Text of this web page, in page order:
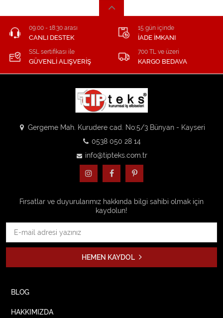
09:00 - 18:30 arası
CANLI DESTEK
15 gün içinde
İADE İMKANI
SSL sertifikası ile
GÜVENLİ ALIŞVERİŞ
700 TL ve üzeri
KARGO BEDAVA
Gergeme Mah. Kurudere cad. No:5/3 Bünyan - Kayseri
0538 050 28 14
info@tipteks.com.tr
Fırsatlar ve duyurularımız hakkında bilgi sahibi olmak için
kaydolun!
HEMEN KAYDOL
BLOG
HAKKIMIZDA